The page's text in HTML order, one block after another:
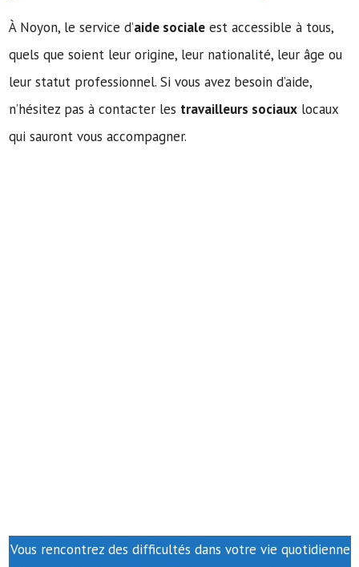
À Noyon, le service d’aide sociale est accessible à tous,
quels que soient leur origine, leur nationalité, leur âge ou
leur statut professionnel. Si vous avez besoin d’aide,
n’hésitez pas à contacter les travailleurs sociaux locaux
qui sauront vous accompagner.
Vous rencontrez des difficultés dans votre vie quotidienne